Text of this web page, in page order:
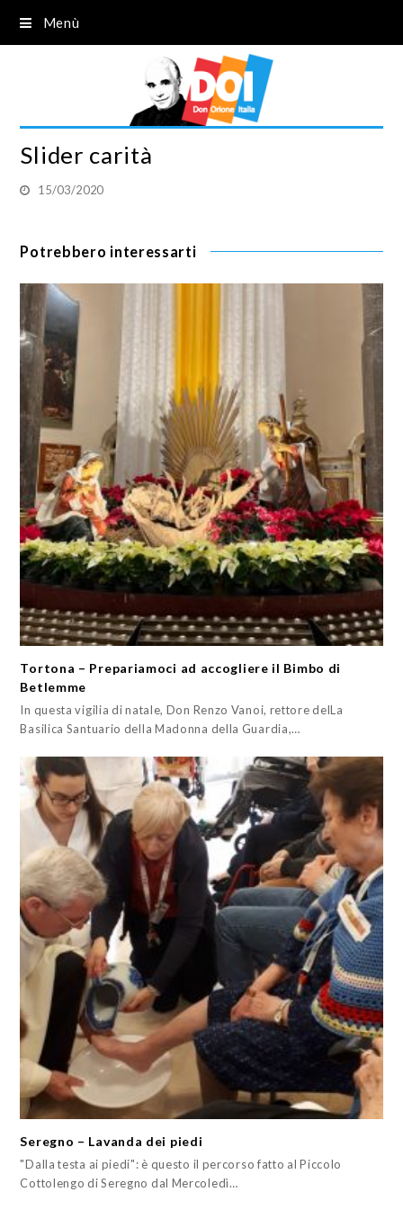
Menù
Slider carità
15/03/2020
Potrebbero interessarti
Tortona – Prepariamoci ad accogliere il Bimbo di
Betlemme
In questa vigilia di natale, Don Renzo Vanoi, rettore delLa
Basilica Santuario della Madonna della Guardia,…
Seregno – Lavanda dei piedi
"Dalla testa ai piedi": è questo il percorso fatto al Piccolo
Cottolengo di Seregno dal Mercoledì…